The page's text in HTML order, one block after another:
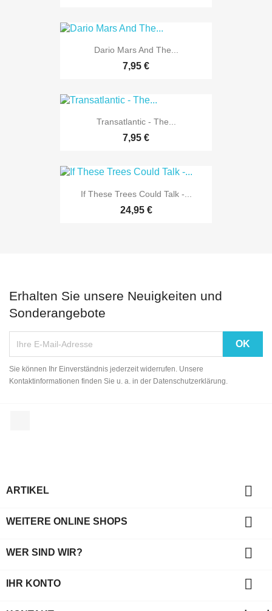
Dario Mars And The...
7,95 €
Transatlantic - The...
7,95 €
If These Trees Could Talk -...
24,95 €
Erhalten Sie unsere Neuigkeiten und
Sonderangebote
Sie können Ihr Einverständnis jederzeit widerrufen. Unsere
Kontaktinformationen finden Sie u. a. in der Datenschutzerklärung.
ARTIKEL 
WEITERE ONLINE SHOPS 
WER SIND WIR? 
IHR KONTO 